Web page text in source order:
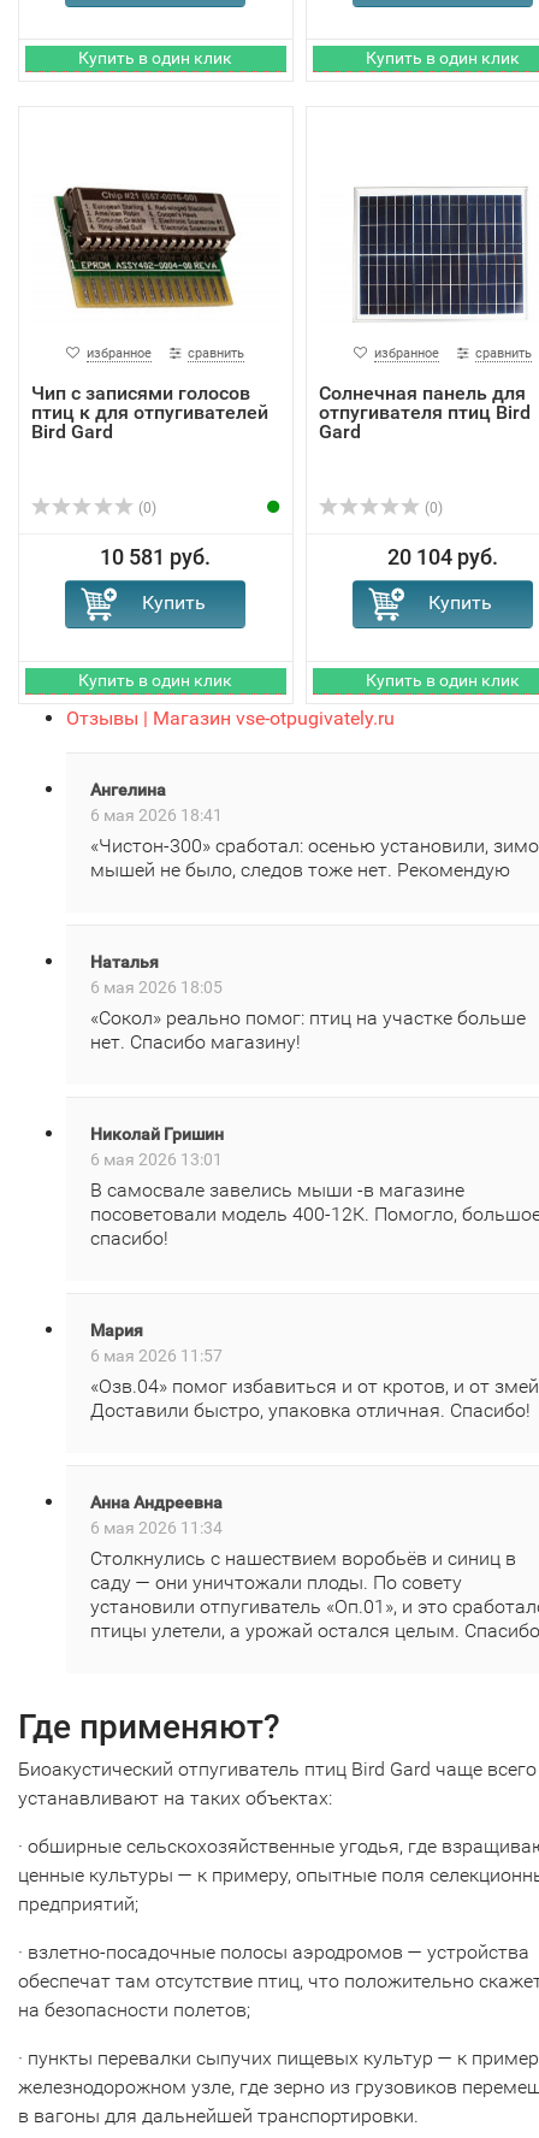
избранное сравнить
Чип с записями голосов
птиц к для отпугивателей
Bird Gard
(0)
10 581 руб.
избранное сравнить
Солнечная панель для
отпугивателя птиц Bird
Gard
(0)
20 104 руб.
Отзывы | Магазин vse-otpugivately.ru
Ангелина
6 мая 2026 18:41
«Чистон‑300» сработал: осенью установили,
мышей не было, следов тоже нет. Рекомендую
Наталья
6 мая 2026 18:05
«Сокол» реально помог: птиц на участке больше
нет. Спасибо магазину!
Николай Гришин
6 мая 2026 13:01
В самосвале завелись мыши -в магазине
посоветовали модель 400‑12К. Помогло,
спасибо!
Мария
6 мая 2026 11:57
«Озв.04» помог избавиться и от кротов, и от
Доставили быстро, упаковка отличная. Спасибо!
Анна Андреевна
6 мая 2026 11:34
Столкнулись с нашествием воробьёв и синиц в
саду — они уничтожали плоды. По совету
установили отпугиватель «Оп.01», и это
птицы улетели, а урожай остался целым.
Где применяют?
Биоакустический отпугиватель птиц Bird Gard чаще всего
устанавливают на таких объектах:
· обширные сельскохозяйственные угодья, где
ценные культуры — к примеру, опытные поля
предприятий;
· взлетно-посадочные полосы аэродромов — устройства
обеспечат там отсутствие птиц, что положительно
на безопасности полетов;
· пункты перевалки сыпучих пищевых культур — к
железнодорожном узле, где зерно из грузовиков
в вагоны для дальнейшей транспортировки.